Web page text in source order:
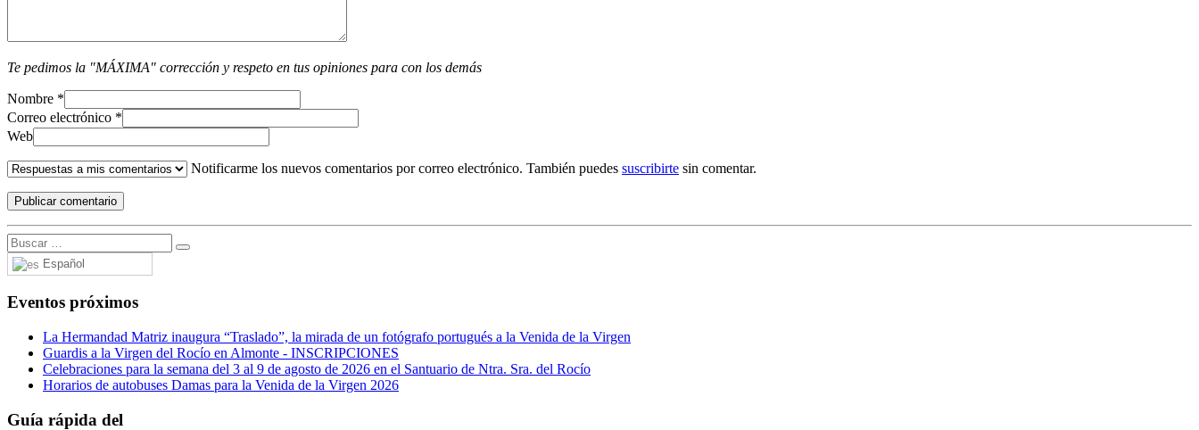
Te pedimos la "MÁXIMA" corrección y respeto en tus opiniones para con los demás
Nombre *
Correo electrónico *
Web
Notificarme los nuevos comentarios por correo electrónico. También puedes suscribirte sin comentar.
Español
Eventos próximos
La Hermandad Matriz inaugura “Traslado”, la mirada de un fotógrafo portugués a la Venida de la Virgen
Guardis a la Virgen del Rocío en Almonte - INSCRIPCIONES
Celebraciones para la semana del 3 al 9 de agosto de 2026 en el Santuario de Ntra. Sra. del Rocío
Horarios de autobuses Damas para la Venida de la Virgen 2026
Guía rápida del